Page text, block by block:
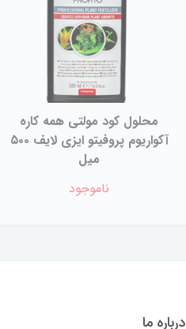
محلول کود مولتی همه کاره
آکواریوم پروفیتو ایزی لایف ۵۰۰
میل
ناموجود
درباره ما